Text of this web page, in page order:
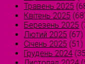
Травень 2025
Квітень 2025
Березень 2025
Лютий 2025 (67)
Січень 2025 (51)
Грудень 2024